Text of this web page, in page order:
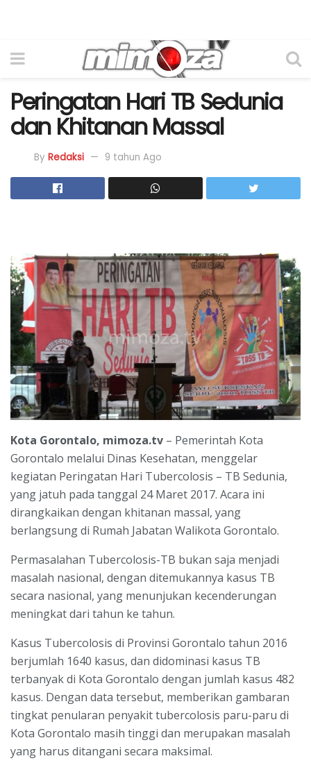
Peringatan Hari TB Sedunia
dan Khitanan Massal
By Redaksi 9 tahun Ago
Kota Gorontalo, mimoza.tv – Pemerintah Kota
Gorontalo melalui Dinas Kesehatan, menggelar
kegiatan Peringatan Hari Tubercolosis – TB Sedunia,
yang jatuh pada tanggal 24 Maret 2017. Acara ini
dirangkaikan dengan khitanan massal, yang
berlangsung di Rumah Jabatan Walikota Gorontalo.
Permasalahan Tubercolosis-TB bukan saja menjadi
masalah nasional, dengan ditemukannya kasus TB
secara nasional, yang menunjukan kecenderungan
meningkat dari tahun ke tahun.
Kasus Tubercolosis di Provinsi Gorontalo tahun 2016
berjumlah 1640 kasus, dan didominasi kasus TB
terbanyak di Kota Gorontalo dengan jumlah kasus 482
kasus. Dengan data tersebut, memberikan gambaran
tingkat penularan penyakit tubercolosis paru-paru di
Kota Gorontalo masih tinggi dan merupakan masalah
yang harus ditangani secara maksimal.